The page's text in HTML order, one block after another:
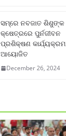
ସମ୍‌ରେ ନବଜାତ ଶିଶୁଙ୍କ
କ୍ଷେତ୍ରରେ ପୁର୍ନଜୀବନ
ପ୍ରଶିକ୍ଷଣ କାର୍ଯ୍ୟକ୍ରମ
ଆୟୋଜିତ
December 26, 2024